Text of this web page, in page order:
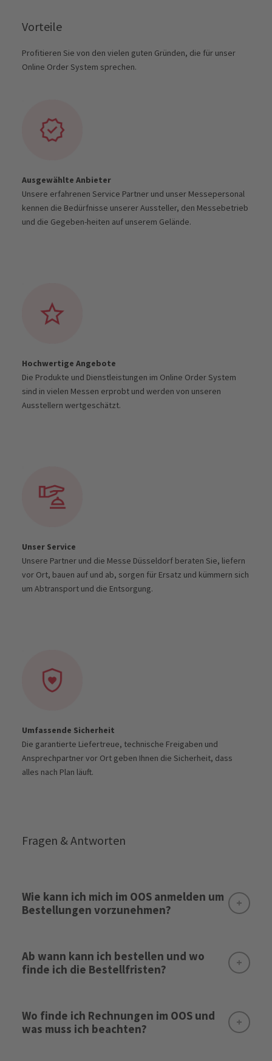
Vorteile
Profitieren Sie von den vielen guten Gründen, die für unser
Online Order System sprechen.
Ausgewählte Anbieter
Unsere erfahrenen Service Partner und unser Messepersonal
kennen die Bedürfnisse unserer Aussteller, den Messebetrieb
und die Gegeben-heiten auf unserem Gelände.
Hochwertige Angebote
Die Produkte und Dienstleistungen im Online Order System
sind in vielen Messen erprobt und werden von unseren
Ausstellern wertgeschätzt.
Unser Service
Unsere Partner und die Messe Düsseldorf beraten Sie, liefern
vor Ort, bauen auf und ab, sorgen für Ersatz und kümmern sich
um Abtransport und die Entsorgung.
Umfassende Sicherheit
Die garantierte Liefertreue, technische Freigaben und
Ansprechpartner vor Ort geben Ihnen die Sicherheit, dass
alles nach Plan läuft.
Fragen & Antworten
Wie kann ich mich im OOS anmelden um
Bestellungen vorzunehmen?
Ab wann kann ich bestellen und wo
finde ich die Bestellfristen?
Wo finde ich Rechnungen im OOS und
was muss ich beachten?